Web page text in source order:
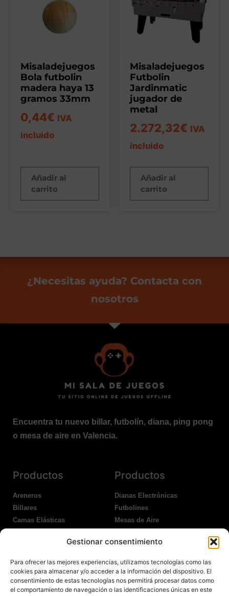
Gestionar consentimiento
Para ofrecer las mejores experiencias, utilizamos tecnologías como las
cookies para almacenar y/o acceder a la información del dispositivo. El
consentimiento de estas tecnologías nos permitirá procesar datos como
el comportamiento de navegación o las identificaciones únicas en este
Misaladejuegos
Bola futbolin
madera haya 13
gramos 33mm
0,44€ IVA
incluido
Añadir al
carrito
Misaladejuegos
Futbolin
Jardinmatic
jugador de
metal
2.272,32€ IVA
incluido
Añadir al
carrito
¿Necesitas ayuda? Contacta con
nosotros
Encuentra tu nuevo billar, futbolín, diana, ping pong
o mesa de aire en Valencia.
Productos
Areneros
Billares
Camas Elásticas
Productos
Dianas Electrónicas
Futbolines
Mesas de Aire
Ping Pong Exterior
Nosotros
Atención al Cliente
Legales
Aviso Legal